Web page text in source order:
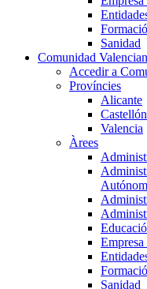
Sanidad
Comunidad
Accedir a
Províncies
Alicante
Castellón
Valencia
Àrees
Empresa
Sanidad